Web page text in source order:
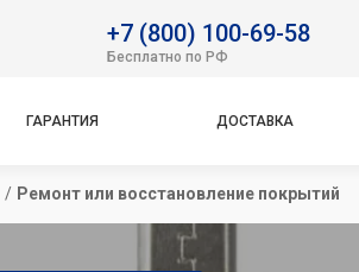
+7 (800) 100-69-58
Бесплатно по РФ
ГАРАНТИЯ ДОСТАВКА
/ Ремонт или восстановление покрытий